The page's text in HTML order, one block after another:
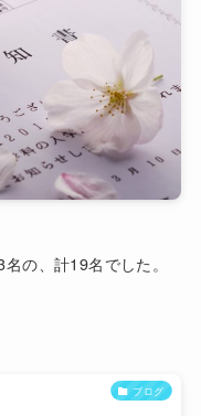
の、計19名でした。
ブログ